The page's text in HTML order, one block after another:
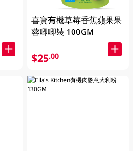
喜寶有機草莓香蕉蘋果果
蓉唧唧裝 100GM
$25.00